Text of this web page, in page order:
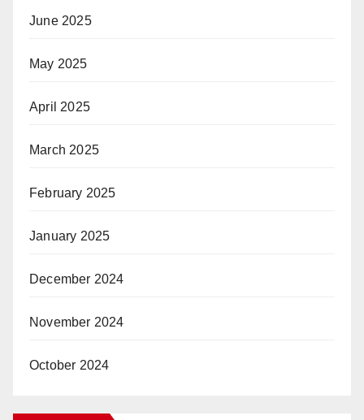
June 2025
May 2025
April 2025
March 2025
February 2025
January 2025
December 2024
November 2024
October 2024